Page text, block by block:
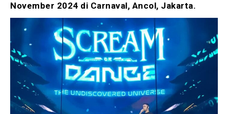
November 2024 di Carnaval, Ancol, Jakarta.